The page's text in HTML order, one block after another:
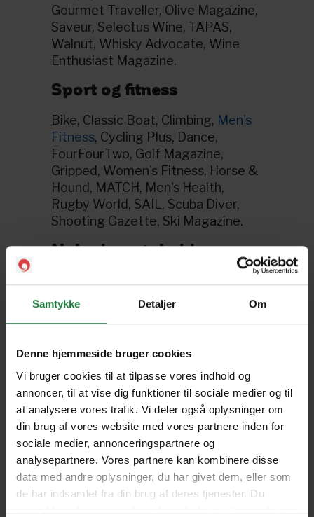
Samtykke Detaljer Om
Denne hjemmeside bruger cookies
Vi bruger cookies til at tilpasse vores indhold og
annoncer, til at vise dig funktioner til sociale medier og til
at analysere vores trafik. Vi deler også oplysninger om
din brug af vores website med vores partnere inden for
sociale medier, annonceringspartnere og
analysepartnere. Vores partnere kan kombinere disse
data med andre oplysninger, du har givet dem, eller som
de har indsamlet fra din brug af deres tjenester. Du
samtykker til vores cookies, hvis du fortsætter med at
Gourmet Traveller, Olive Magazine,
Saveur, Selectus Wine, TAPAS,
Walnut, Whisky Advocate, Wine
Enthusiast Magazine.
Sport og fitness
Bike, Classic Boat, Climbing, Men's
Fitness, Cycling Plus, Dance,
FourFourTwo, Golf Magazine,
Gripped, Women's Fitness, Horse &
Hound, MATCH, Men's Health,
Rugby World, SAIL, Scuba Diver,
Shooting Gazette, Ski Magazine.
Nyheder og sladder
HELLO! Magazine , Chat, NW
Magazine, New Idea, OK Magazine,
New York Magazine,The Hollywood
Bolig og have
Gardens Illustrated Magazine,BBC
Gardeners' World, Good Organic
Gardening,Homes & Gardens, Odla,
The English Garden, Living Etc.,
House & Garden, Good Homes.